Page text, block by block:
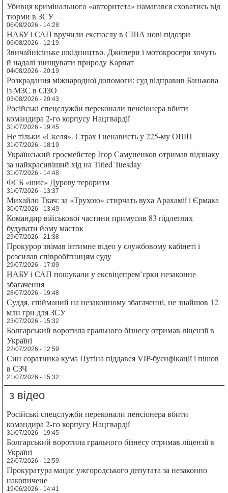
Убивця кримінального «авторитета» намагався сховатись від
тюрми в ЗСУ
06/08/2026 - 14:28
НАБУ і САП вручили експослу в США нові підозри
06/08/2026 - 12:19
Звичайнісіньке шкідництво. Джипери і мотокросери хочуть
й надалі знищувати природу Карпат
04/08/2026 - 20:19
Розкрадання міжнародної допомоги: суд відправив Банькова
із МЗС в СІЗО
03/08/2026 - 20:43
Російські спецслужби переконали пенсіонера вбити
командира 2-го корпусу Нацгвардії
31/07/2026 - 19:45
Не тільки «Скеля». Страх і ненависть у 225-му ОШП
31/07/2026 - 18:19
Український гросмейстер Ігор Самуненков отримав відзнаку
за найкрасивіший хід на Titled Tuesday
31/07/2026 - 14:48
ФСБ «шиє» Дурову тероризм
31/07/2026 - 13:37
Михайло Ткач: за «Трухою» стирчать вуха Арахамії і Єрмака
30/07/2026 - 13:49
Командир військової частини примусив 83 підлеглих
будувати йому маєток
29/07/2026 - 21:38
Прокурор знімав інтимне відео у службовому кабінеті і
розсилав співробітницям суду
29/07/2026 - 17:09
НАБУ і САП пошукали у ексвіцепрем’єрки незаконне
збагачення
28/07/2026 - 19:48
Суддя, спійманий на незаконному збагаченні, не знайшов 12
млн грн для ЗСУ
23/07/2026 - 15:32
Болгарський воротила грального бізнесу отримав ліцензії в
Україні
22/07/2026 - 12:59
Син соратника кума Путіна піддався VIP-бусифікації і пішов
в СЗЧ
21/07/2026 - 15:32
з відео
Російські спецслужби переконали пенсіонера вбити
командира 2-го корпусу Нацгвардії
31/07/2026 - 19:45
Болгарський воротила грального бізнесу отримав ліцензії в
Україні
22/07/2026 - 12:59
Прокуратура мацає ужгородського депутата за незаконно
накопичене
19/06/2026 - 14:41